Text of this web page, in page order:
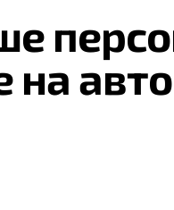
на